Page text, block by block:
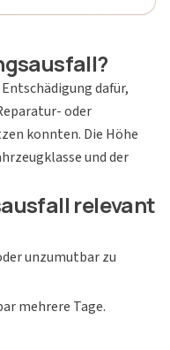
dafür,
oder
konnten. Die Höhe
und der
relevant
unzumutbar zu
mehrere Tage.